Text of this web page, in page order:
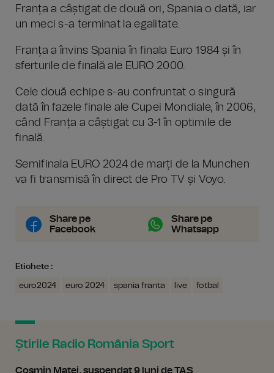
Franța a câștigat de două ori, Spania o dată, iar
un meci s-a terminat la egalitate.
Franța a învins Spania în finala Euro 1984 și în
sferturile de finală ale EURO 2000​.
Cele două echipe s-au confruntat o singură
dată în fazele finale ale Cupei Mondiale, în 2006,
când Franța a câștigat cu 3-1 în optimile de
finală​.
Semifinala EURO 2024 de marți de la Munchen
va fi transmisă în direct de Pro TV și Voyo.
Share pe
Facebook
Share pe
Whatsapp
Etichete :
euro2024 euro 2024 spania franta live fotbal
Știrile Radio România Sport
Cosmin Matei, suspendat 9 luni de TAS